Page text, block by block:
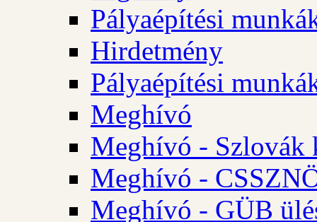
Pályaépítési
Hirdetmény
Pályaépítési
Meghívó
Meghívó - Szlovák
Meghívó -
Meghívó - GÜB